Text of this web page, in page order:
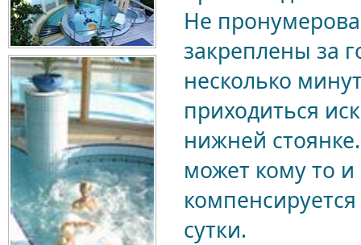
Не
закреплены за
несколько
приходиться
нижней
может кому то и
сутки.